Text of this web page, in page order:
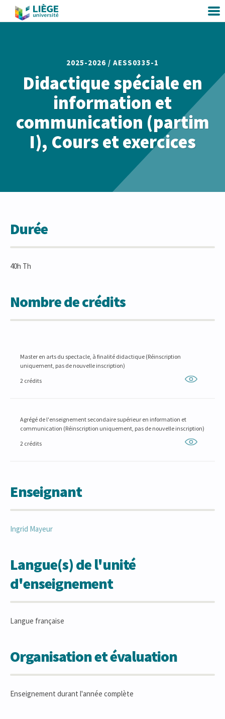
2025-2026 / AESS0335-1
Didactique spéciale en
information et
communication (partim
I), Cours et exercices
Durée
40h Th
Nombre de crédits
Master en arts du spectacle, à finalité didactique (Réinscription
uniquement, pas de nouvelle inscription)
2 crédits
Agrégé de l'enseignement secondaire supérieur en information et
communication (Réinscription uniquement, pas de nouvelle inscription)
2 crédits
Enseignant
Ingrid Mayeur
Langue(s) de l'unité
d'enseignement
Langue française
Organisation et évaluation
Enseignement durant l'année complète